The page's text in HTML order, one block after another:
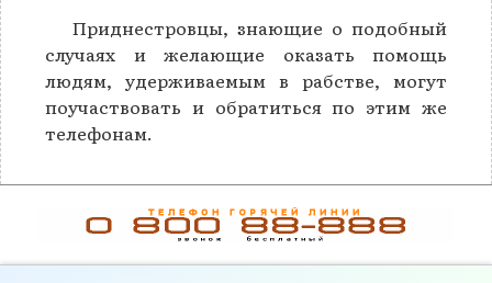
Приднестровцы, знающие о подобный
случаях и желающие оказать помощь
людям, удерживаемым в рабстве, могут
поучаствовать и обратиться по этим же
телефонам.